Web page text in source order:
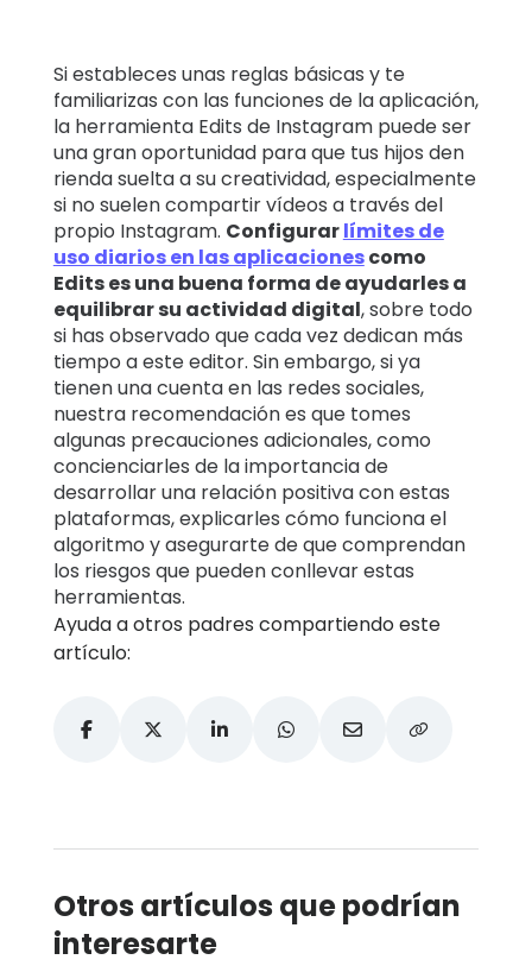
Si estableces unas reglas básicas y te
familiarizas con las funciones de la aplicación,
la herramienta Edits de Instagram puede ser
una gran oportunidad para que tus hijos den
rienda suelta a su creatividad, especialmente
si no suelen compartir vídeos a través del
propio Instagram. Configurarlímites de
uso diarios en las aplicacionescomo
Edits es una buena forma de ayudarles a
equilibrar su actividad digital, sobre todo
si has observado que cada vez dedican más
tiempo a este editor. Sin embargo, si ya
tienen una cuenta en las redes sociales,
nuestra recomendación es que tomes
algunas precauciones adicionales, como
concienciarles de la importancia de
desarrollar una relación positiva con estas
plataformas, explicarles cómo funciona el
algoritmo y asegurarte de que comprendan
los riesgos que pueden conllevar estas
herramientas.
Ayuda a otros padres compartiendo este
artículo:
Otros artículos que podrían
interesarte